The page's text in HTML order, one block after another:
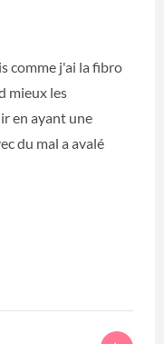
comme j'ai la fibro
mieux les
en ayant une
du mal a avalé